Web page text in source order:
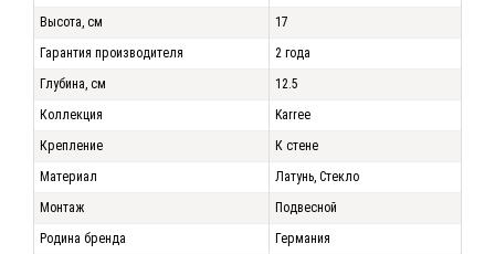
Высота, см
17
Гарантия производителя
2 года
Глубина, см
12.5
Коллекция
Karree
Крепление
К стене
Материал
Латунь, Стекло
Монтаж
Подвесной
Родина бренда
Германия